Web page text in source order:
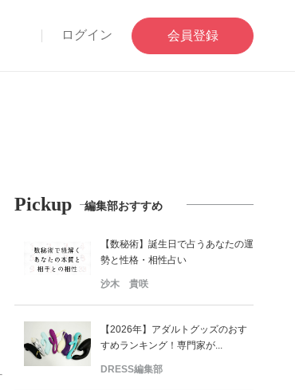
ログイン 会員登録
Pickup 編集部おすすめ
【数秘術】誕生日で占うあなたの運
勢と性格・相性占い
沙木 貴咲
【2026年】アダルトグッズのおす
すめランキング！専門家が...
DRESS編集部